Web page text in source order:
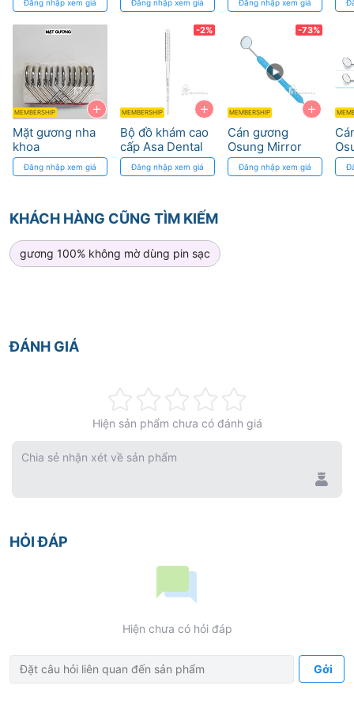
Đăng nhập xem giá
+
MEMBERSHIP
Mặt gương nha
khoa
Đăng nhập xem giá
Răng Chính Xác
Đăng nhập xem giá
+
-2%
MEMBERSHIP
Bộ đồ khám cao
cấp Asa Dental
Đăng nhập xem giá
MHC
Đăng nhập xem giá
+
-73%
MEMBERSHIP
Cán gương
Osung Mirror
Silicone, Metal
2MHS1
Đăng nhập xem giá
KHÁCH HÀNG CŨNG TÌM KIẾM
gương 100% không mờ dùng pin sạc
ĐÁNH GIÁ
0%
Hiện sản phẩm chưa có đánh giá
Chia sẻ nhận xét về sản phẩm
HỎI ĐÁP
Hiện chưa có hỏi đáp
Gởi